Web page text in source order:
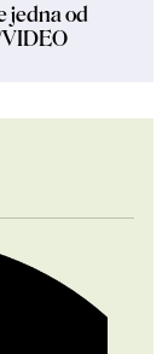
jedna od